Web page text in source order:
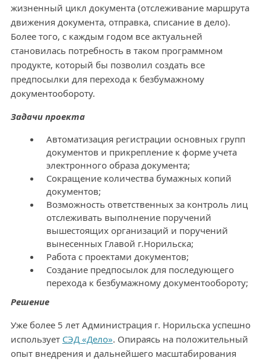
жизненный цикл документа (отслеживание маршрута
движения документа, отправка, списание в дело).
Более того, с каждым годом все актуальней
становилась потребность в таком программном
продукте, который бы позволил создать все
предпосылки для перехода к безбумажному
документообороту.
Задачи проекта
Автоматизация регистрации основных групп
документов и прикрепление к форме учета
электронного образа документа;
Сокращение количества бумажных копий
документов;
Возможность ответственных за контроль лиц
отслеживать выполнение поручений
вышестоящих организаций и поручений
вынесенных Главой г.Норильска;
Работа с проектами документов;
Создание предпосылок для последующего
перехода к безбумажному документообороту;
Решение
Уже более 5 лет Администрация г. Норильска успешно
использует СЭД «Дело». Опираясь на положительный
опыт внедрения и дальнейшего масштабирования